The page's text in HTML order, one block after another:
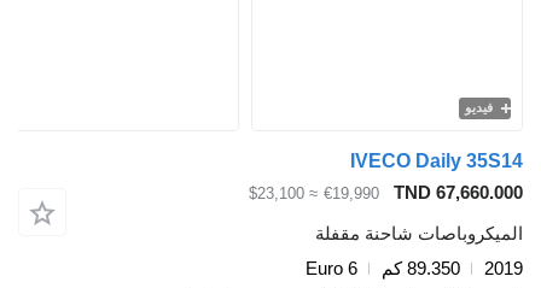
فيديو
IVECO Daily
TND
€19,990
≈ $23,100
شاحنة مقفلة
89.350 كم
Euro 6